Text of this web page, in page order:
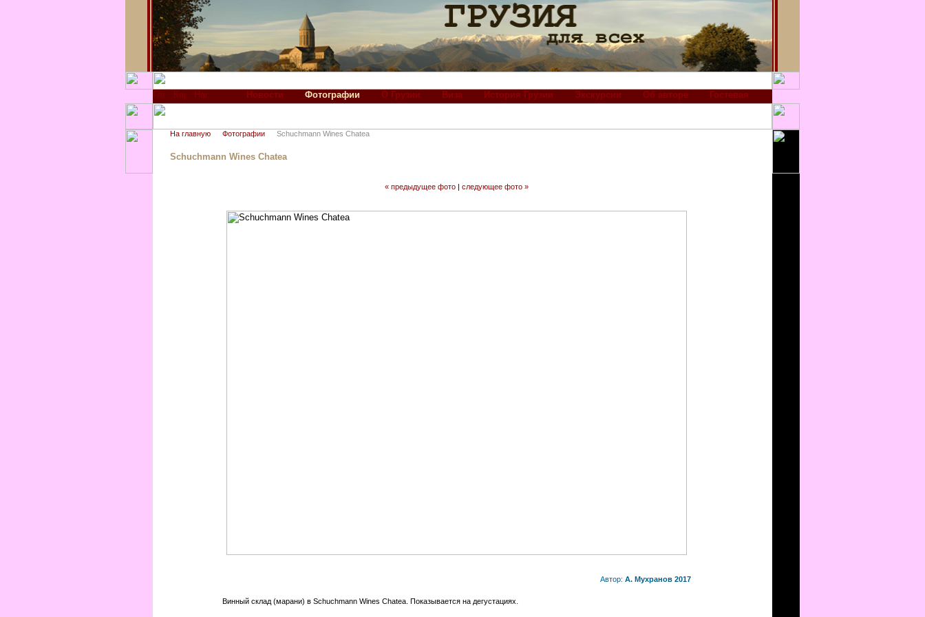
Новости Фотографии О Грузии Виза История Грузии Экскурсии Об авторе Гостевая
На главную Фотографии Schuchmann Wines Chatea
Schuchmann Wines Chatea
« предыдущее фото | следующее фото »
Автор: А. Мухранов 2017
Винный склад (марани) в Schuchmann Wines Chatea. Показывается на дегустациях.